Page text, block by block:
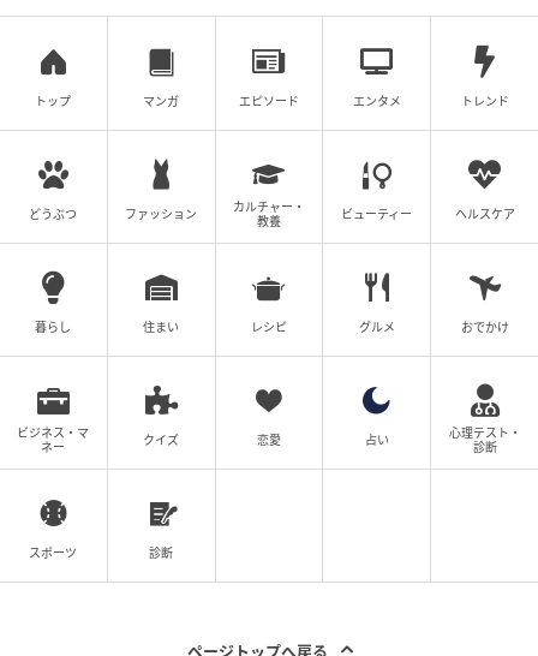
編集部コメント
ネート！一見きまじめになりがちな黒ジャケットも、
綺麗なワイドパンツのシルエットや腕見せする着こな
しで、こなれた雰囲気のスタイルに。シーンに合わせ
てストールのブルーへと「差し色」をシフトさせる、
西さんのカラーセンスも光るスナップです。
トップ マンガ エピソード エンタメ トレンド
どうぶつ ファッション
カルチャー・
教養
ビューティー ヘルスケア
暮らし 住まい レシピ グルメ おでかけ
ビジネス・マ
ネー
クイズ 恋愛 占い
心理テスト・
診断
スポーツ 診断
ページトップへ戻る